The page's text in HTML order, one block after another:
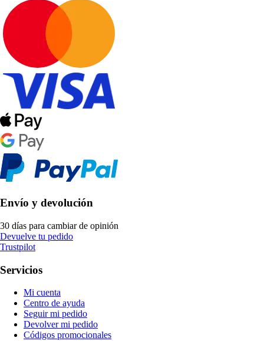
Envío y devolución
30 días para cambiar de opinión
Devuelve tu pedido
Trustpilot
Servicios
Mi cuenta
Centro de ayuda
Seguir mi pedido
Devolver mi pedido
Códigos promocionales